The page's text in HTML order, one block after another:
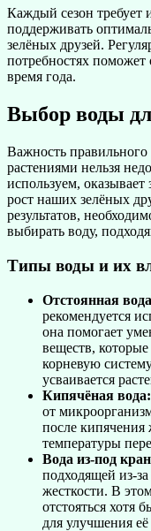
Каждый сезон требует
поддерживать
зелёных друзей.
потребностях поможет
время года.
Выбор воды
Важность правильного
растениями нельзя
используем, оказывает
рост наших зелёных
результатов,
выбирать воду,
Типы воды и их
Отстоянная
рекомендуется
она помогает
веществ, которые
корневую
усваивается
Кипячёная вода:
от
после кипячения
температуры
Вода из-под
подходящей из-
жесткости. В
отстояться хотя
для улучшения её